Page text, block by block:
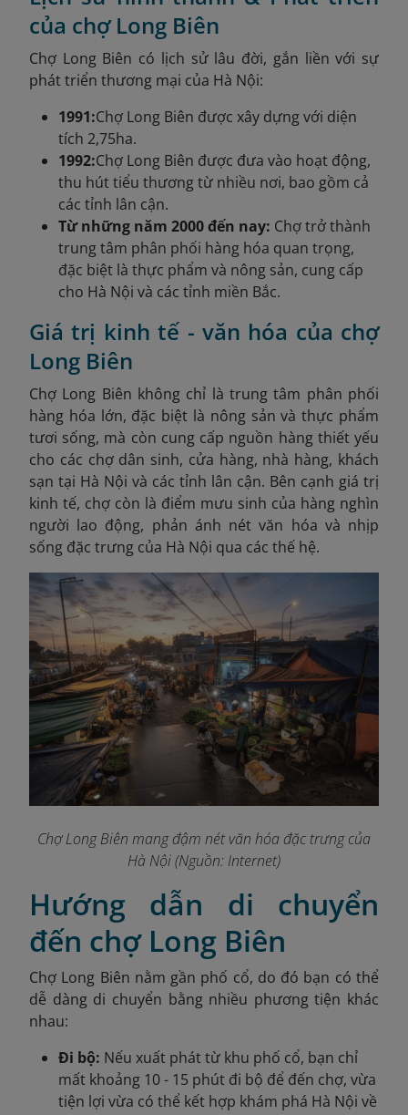
của chợ Long Biên
Chợ Long Biên có lịch sử lâu đời, gắn liền với sự
phát triển thương mại của Hà Nội:
1991:Chợ Long Biên được xây dựng với diện
tích 2,75ha.
1992:Chợ Long Biên được đưa vào hoạt động,
thu hút tiểu thương từ nhiều nơi, bao gồm cả
các tỉnh lân cận.
Từ những năm 2000 đến nay: Chợ trở thành
trung tâm phân phối hàng hóa quan trọng,
đặc biệt là thực phẩm và nông sản, cung cấp
cho Hà Nội và các tỉnh miền Bắc.
Giá trị kinh tế - văn hóa của chợ
Long Biên
Chợ Long Biên không chỉ là trung tâm phân phối
hàng hóa lớn, đặc biệt là nông sản và thực phẩm
tươi sống, mà còn cung cấp nguồn hàng thiết yếu
cho các chợ dân sinh, cửa hàng, nhà hàng, khách
sạn tại Hà Nội và các tỉnh lân cận. Bên cạnh giá trị
kinh tế, chợ còn là điểm mưu sinh của hàng nghìn
người lao động, phản ánh nét văn hóa và nhịp
sống đặc trưng của Hà Nội qua các thế hệ.
Chợ Long Biên mang đậm nét văn hóa đặc trưng của
Hà Nội (Nguồn: Internet)
Hướng dẫn di chuyển
đến chợ Long Biên
Chợ Long Biên nằm gần phố cổ, do đó bạn có thể
dễ dàng di chuyển bằng nhiều phương tiện khác
nhau:
Đi bộ: Nếu xuất phát từ khu phố cổ, bạn chỉ
mất khoảng 10 - 15 phút đi bộ để đến chợ, vừa
tiện lợi vừa có thể kết hợp khám phá Hà Nội về